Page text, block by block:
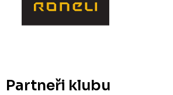
Partneři klubu